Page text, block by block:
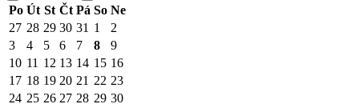
Po Út St Čt Pá So Ne
27 28 29 30 31 1
2
3
4 5 6 7 8
9
10 11 12 13 14 15 16
17 18 19 20 21 22 23
24 25 26 27 28 29 30